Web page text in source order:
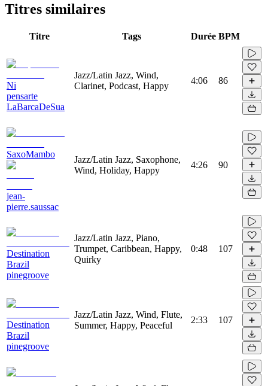
Titres similaires
Titre Tags Durée BPM
Ni
pensarte
LaBarcaDeSua
Jazz/Latin Jazz, Wind,
Clarinet, Podcast, Happy
4:06 86
SaxoMambo
jean-
pierre.saussac
Jazz/Latin Jazz, Saxophone,
Wind, Holiday, Happy
4:26 90
Destination
Brazil
pinegroove
Jazz/Latin Jazz, Piano,
Trumpet, Caribbean, Happy,
Quirky
0:48 107
Destination
Brazil
pinegroove
Jazz/Latin Jazz, Wind, Flute,
Summer, Happy, Peaceful
2:33 107